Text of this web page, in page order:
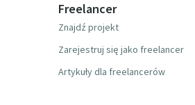
Freelancer
Znajdź projekt
Zarejestruj się jako freelancer
Artykuły dla freelancerów